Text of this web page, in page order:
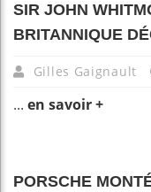
SIR JOHN
BRITANNIQUE
Gilles Gaignault
... en savoir +
PORSCHE